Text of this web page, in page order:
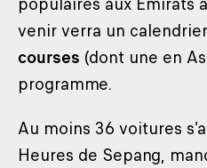
venir verra un
courses (dont une en
programme.
Au moins 36 voitures
Heures de Sepang,